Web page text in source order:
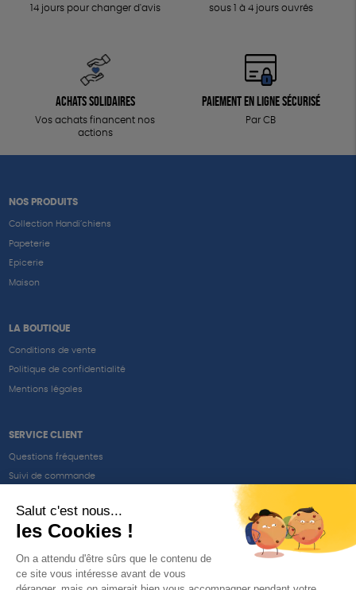
14 jours pour changer d'avis sous 1 à 4 jours ouvrés
Achats solidaires
Vos achats financent nos
actions
Paiement en ligne sécurisé
Par CB
NOS PRODUITS
Collection Handi’chiens
Papeterie
Epicerie
Maison
LA BOUTIQUE
Conditions de vente
Politique de confidentialité
Mentions légales
SERVICE CLIENT
Questions fréquentes
Suivi de commande
Renvoyer des articles
SUIVEZ-NOUS